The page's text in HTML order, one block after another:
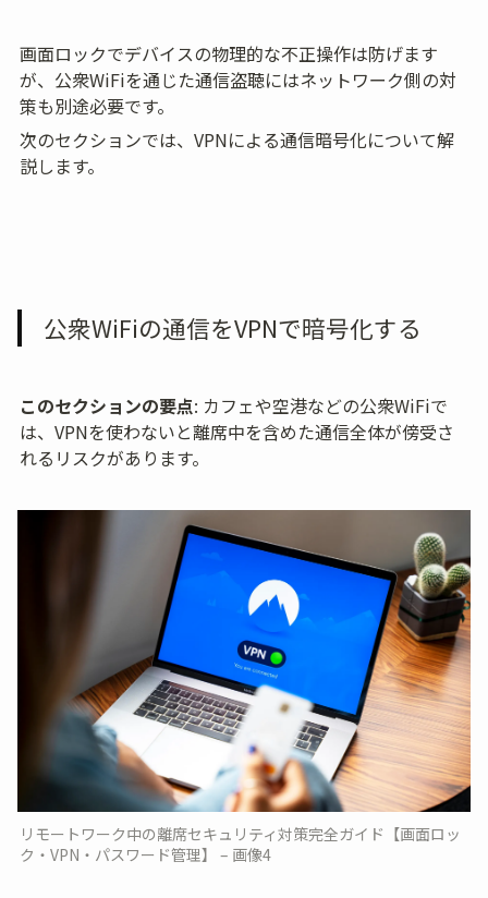
画面ロックでデバイスの物理的な不正操作は防げます
が、公衆WiFiを通じた通信盗聴にはネットワーク側の対
策も別途必要です。
次のセクションでは、VPNによる通信暗号化について解
説します。
公衆WiFiの通信をVPNで暗号化する
このセクションの要点: カフェや空港などの公衆WiFiで
は、VPNを使わないと離席中を含めた通信全体が傍受さ
れるリスクがあります。
リモートワーク中の離席セキュリティ対策完全ガイド【画面ロッ
ク・VPN・パスワード管理】 – 画像4